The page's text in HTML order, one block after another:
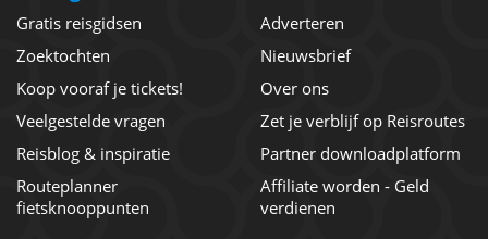
Gratis reisgidsen
Zoektochten
Koop vooraf je tickets!
Veelgestelde vragen
Reisblog & inspiratie
Routeplanner
fietsknooppunten
Adverteren
Nieuwsbrief
Over ons
Zet je verblijf op Reisroutes
Partner downloadplatform
Affiliate worden - Geld
verdienen